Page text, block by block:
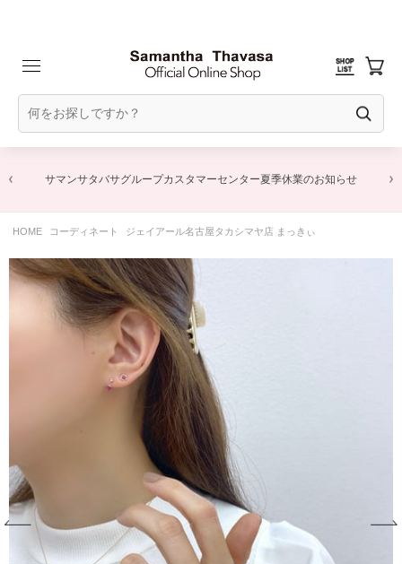
サマンサタバサグループカスタマーセンター夏季休業のお知らせ
HOME コーディネート ジェイアール名古屋タカシマヤ店 まっきぃ